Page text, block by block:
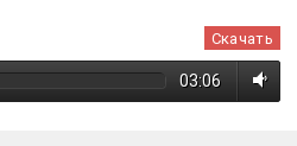
Скачать
03:06